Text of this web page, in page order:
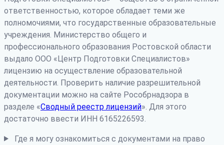
ответственностью, которое обладает теми же
полномочиями, что государственные образовательные
учреждения. Министерство общего и
профессионального образования Ростовской области
выдало ООО «Центр Подготовки Специалистов»
лицензию на осуществление образовательной
деятельности. Проверить наличие разрешительной
документации можно на сайте Рособрнадзора в
разделе «Сводный реестр лицензий». Для этого
достаточно ввести ИНН 6165226593.
Где я могу ознакомиться с документами на право